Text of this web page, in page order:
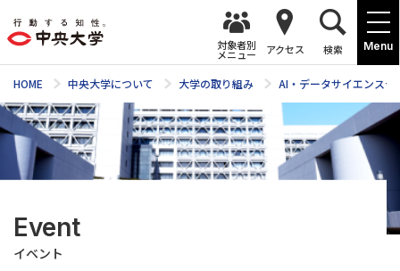
Menu
対象者別
メニュー アクセス 検索
HOME 中央大学について 大学の取り組み AI・データサイエンスセ
Event
イベント